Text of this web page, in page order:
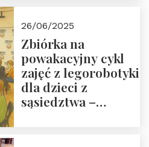
26/06/2025
Zbiórka na
powakacyjny cykl
zajęć z legorobotyki
dla dzieci z
sąsiedztwa –